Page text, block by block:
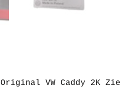
Original VW Caddy 2K